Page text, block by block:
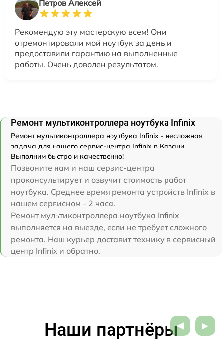
Петров Алексей
Рекомендую эту мастерскую всем! Они
отремонтировали мой ноутбук за день и
предоставили гарантию на выполненные
работы. Очень доволен результатом.
Ремонт мультиконтроллера ноутбука Infinix
Ремонт мультиконтроллера ноутбука Infinix - несложная
задача для нашего сервис-центра Infinix в Казани.
Выполним быстро и качественно!
Позвоните нам и наш сервис-центра
проконсультирует и озвучит стоимость работ
ноутбука. Среднее время ремонта устройств Infinix в
нашем сервисном - 2 часа.
Ремонт мультиконтроллера ноутбука Infinix
выполняется на выезде, если не требует сложного
ремонта. Наш курьер доставит технику в сервисный
центр Infinix и обратно.
Наши партнёры